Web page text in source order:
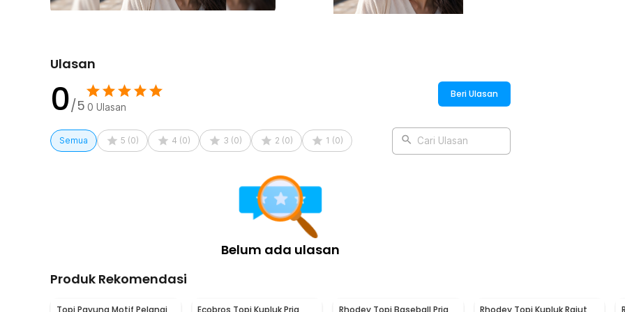
Ulasan
0/5 0 Ulasan
Beri Ulasan
Semua 5 (0) 4 (0) 3 (0) 2 (0) 1 (0) Cari Ulasan
Belum ada ulasan
Produk Rekomendasi